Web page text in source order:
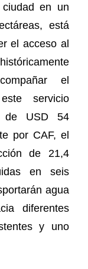
en un
está
el acceso al
el
servicio
de USD 54
por CAF, el
de 21,4
en seis
agua
diferentes
y uno